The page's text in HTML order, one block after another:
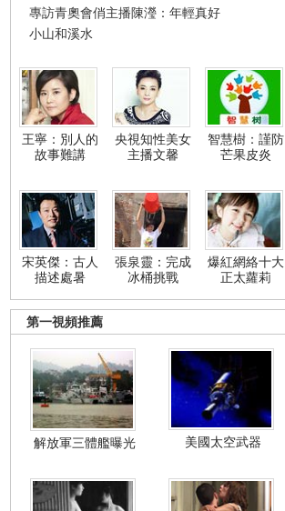
專訪青奧會俏主播陳瀅：年輕真好
小山和溪水
王寧：別人的
故事難講
央視知性美女
主播文馨
智慧樹：謹防
芒果皮炎
宋英傑：古人
描述處暑
張泉靈：完成
冰桶挑戰
爆紅網絡十大
正太蘿莉
第一視頻推薦
解放軍三體艦曝光 美國太空武器